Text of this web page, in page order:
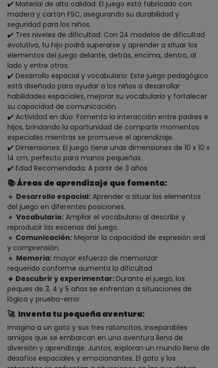
✔️ Material de alta calidad: El juego está fabricado con
madera y cartón FSC, asegurando su durabilidad y
seguridad para los niños.
✔️ Tres niveles de dificultad: Con 24 modelos de dificultad
evolutiva, tu hijo podrá superarse y aprender a situar los
elementos del juego delante, detrás, encima, dentro, al
lado y entre otros.
✔️ Desarrollo espacial y vocabulario: Este juego pedagógico
está diseñado para ayudar a los niños a desarrollar
habilidades espaciales, mejorar su vocabulario y fortalecer
su capacidad de comunicación.
✔️ Actividad en dúo: Fomenta la interacción entre padres e
hijos, brindando la oportunidad de compartir momentos
especiales mientras se promueve el aprendizaje.
✔️ Dimensiones: El juego tiene unas dimensiones de 10 x 10 x
14 cm, perfecto para manos pequeñas.
✔️ Edad Recomendada: A partir de 3 años
📚Áreas de aprendizaje que fomenta:
🔹 Desarrollo espacial:Aprender a situar los elementos
del juego en diferentes posiciones.
🔹 Vocabulario:Ampliar el vocabulario al describir y
reproducir las escenas del juego.
🔹 Comunicación:Mejorar la capacidad de expresión oral
y comprensión.
🔹 Memoria:mayor esfuerzo de memorizar
requerido conforme aumenta la dificultad
🔹 Descubrir y experimentar:Durante el juego, los
peques de 3, 4 y 5 años se enfrentan a situaciones de
lógica y prueba-error
🚀 Inventa tu pequeña aventura:
Imagina a un gato y sus tres ratoncitos, inseparables
amigos que se embarcan en una aventura llena de
diversión y aprendizaje. Juntos, exploran un mundo lleno de
desafíos espaciales y emocionantes. El gato y los